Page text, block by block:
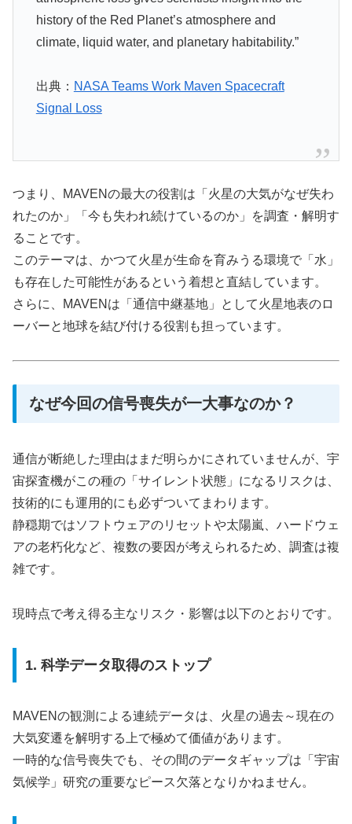
history of the Red Planet’s atmosphere and
climate, liquid water, and planetary habitability.”
出典： NASA Teams Work Maven Spacecraft
Signal Loss
つまり、MAVENの最大の役割は「火星の大気がなぜ失わ
れたのか」「今も失われ続けているのか」を調査・解明す
ることです。
このテーマは、かつて火星が生命を育みうる環境で「水」
も存在した可能性があるという着想と直結しています。
さらに、MAVENは「通信中継基地」として火星地表のロ
ーバーと地球を結び付ける役割も担っています。
なぜ今回の信号喪失が一大事なのか？
通信が断絶した理由はまだ明らかにされていませんが、宇
宙探査機がこの種の「サイレント状態」になるリスクは、
技術的にも運用的にも必ずついてまわります。
静穏期ではソフトウェアのリセットや太陽嵐、ハードウェ
アの老朽化など、複数の要因が考えられるため、調査は複
雑です。
現時点で考え得る主なリスク・影響は以下のとおりです。
1. 科学データ取得のストップ
MAVENの観測による連続データは、火星の過去～現在の
大気変遷を解明する上で極めて価値があります。
一時的な信号喪失でも、その間のデータギャップは「宇宙
気候学」研究の重要なピース欠落となりかねません。